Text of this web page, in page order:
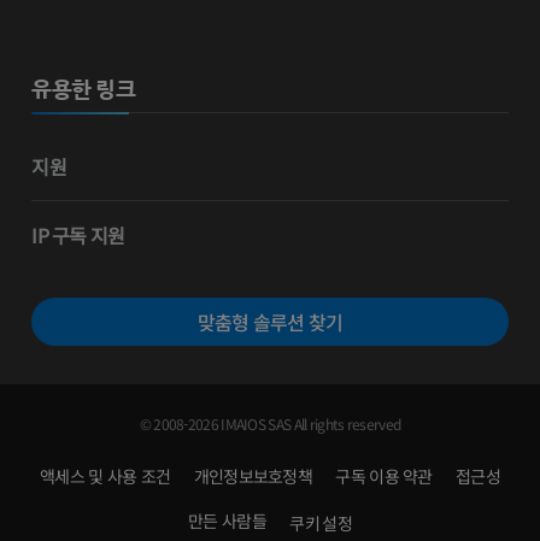
유용한 링크
지원
IP 구독 지원
맞춤형 솔루션 찾기
© 2008-2026 IMAIOS SAS All rights reserved
액세스 및 사용 조건 개인정보보호정책 구독 이용 약관
접근성
만든 사람들
쿠키 설정